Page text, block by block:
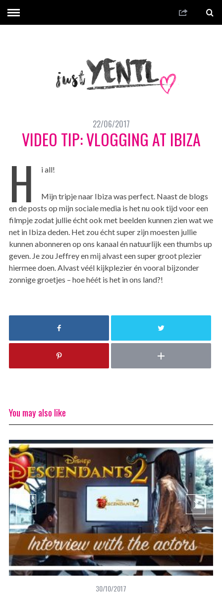
22/06/2017
VIDEO TIP: VLOGGING AT IBIZA
H i all!
Mijn tripje naar Ibiza was perfect. Naast de blogs
en de posts op mijn sociale media is het nu ook tijd voor een
filmpje zodat jullie écht ook met beelden kunnen zien wat we
net in Ibiza deden. Het zou écht super zijn moesten jullie
kunnen abonneren op ons kanaal én natuurlijk een thumbs up
geven. Je zou Jeffrey en mij alvast een super groot plezier
hiermee doen. Alvast véél kijkplezier én vooral bijzonder
zonnige groetjes – hoe héét is het in ons land?!
You may also like
30/10/2017